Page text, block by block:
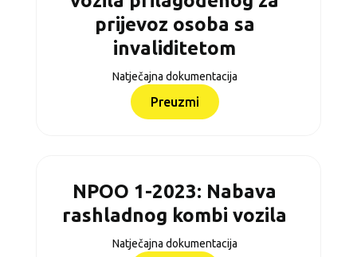
prijevoz osoba sa
invaliditetom
Natječajna dokumentacija
Preuzmi
NPOO 1-2023: Nabava
rashladnog kombi vozila
Natječajna dokumentacija